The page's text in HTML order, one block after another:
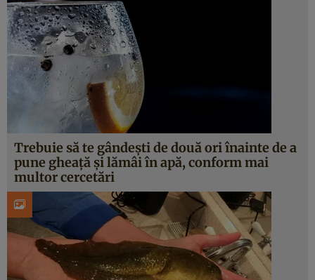
Trebuie să te gândeşti de două ori înainte de a
pune gheaţă şi lămâi în apă, conform mai
multor cercetări